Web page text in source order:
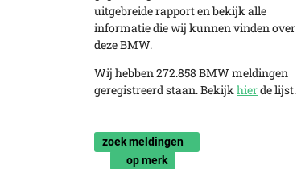
uitgebreide rapport en bekijk alle
informatie die wij kunnen vinden over
deze BMW.
Wij hebben 272.858 BMW meldingen
geregistreerd staan. Bekijkhierde lijst.
zoek meldingen
op merk